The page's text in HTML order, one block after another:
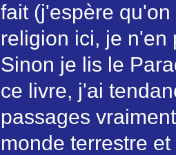
fait (j'espère
religion ici, je n'en
Sinon je lis le
ce livre, j'ai
passages
monde terrestre